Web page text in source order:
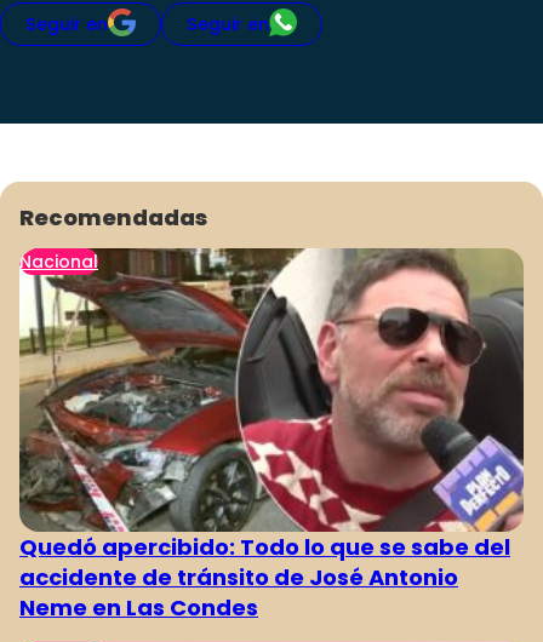
Seguir en Seguir en
Recomendadas
Nacional
Quedó apercibido: Todo lo que se sabe del
accidente de tránsito de José Antonio
Neme en Las Condes